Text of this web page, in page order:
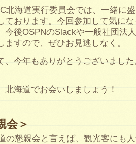
北海道実行委員会では、一緒に
ております。今回参加して気に
今後OSPNのSlackや一般社団法
ますので、ぜひお見逃しなく。
、今年もありがとうございまし
北海道でお会いしましょう！
会＞
の懇親会と言えば、観光客にも